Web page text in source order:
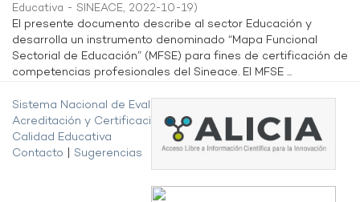
Educativa - SINEACE, 2022-10-19)
El presente documento describe al sector Educación y
desarrolla un instrumento denominado “Mapa Funcional
Sectorial de Educación” (MFSE) para fines de certificación de
competencias profesionales del Sineace. El MFSE ...
Sistema Nacional de Evaluación,
Acreditación y Certificación de la
Calidad Educativa
Contacto
Sugerencias